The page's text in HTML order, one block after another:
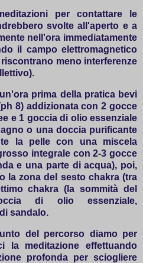
per contattare le
svolte all'aperto e a
nell'ora immediatamente
il campo elettromagnetico
meno interferenze
prima della pratica bevi
8) addizionata con 2 gocce
e 1 goccia di olio essenziale
o una doccia purificante
la pelle con una miscela
integrale con 2-3 gocce
e una parte di acqua), poi,
la zona del sesto chakra (tra
chakra (la sommità del
di olio essenziale,
sandalo.
del percorso diamo per
la meditazione effettuando
profonda per sciogliere